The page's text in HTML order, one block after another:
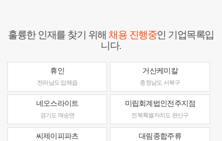
훌륭한 인재를 찾기 위해채용 진행중인 기업목록입
니다.
휴인
전라남도 압해읍
거산케미칼
충청남도 서북구
네오스라이트
경기도 매송면
미립회계법인전주지점
전북특별자치도 완산구
씨제이피파츠 대림종합주류